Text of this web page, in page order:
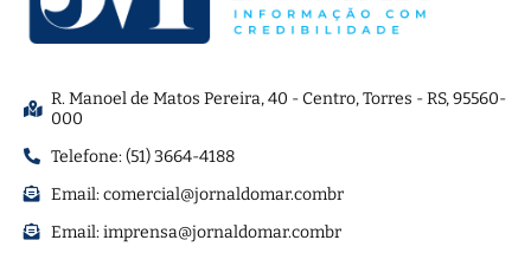
R. Manoel de Matos Pereira, 40 - Centro, Torres - RS, 95560-
000
Telefone: (51) 3664-4188
Email:comercial@jornaldomar.combr
Email:imprensa@jornaldomar.combr